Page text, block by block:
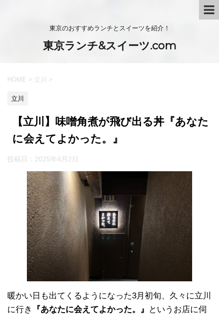
東京のおすすめランチとスイーツを紹介！
東京ランチ&スイーツ.com
HOME > 立川 >
立川
【立川】味噌角煮が飛び出る丼『あなた
に会えてよかった。』
投稿日： 2025年4月2日
暖かい日も出てくるようになった3月初旬、久々に立川
に行き
『あなたに会えてよかった。』
というお店に伺